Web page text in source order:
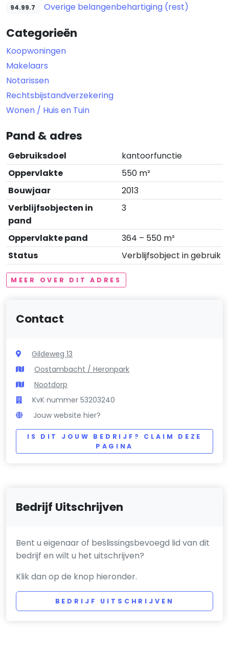
94.99.7 Overige belangenbehartiging (rest)
Categorieën
Koopwoningen
Makelaars
Notarissen
Rechtsbijstandverzekering
Wonen / Huis en Tuin
Pand & adres
Gebruiksdoel
kantoorfunctie
Oppervlakte
550 m²
Bouwjaar
2013
Verblijfsobjecten in
pand
3
Oppervlakte pand
364 – 550 m²
Status
Verblijfsobject in gebruik
MEER OVER DIT ADRES
Contact
Gildeweg 13
Oostambacht / Heronpark
Nootdorp
KvK nummer 53203240
Jouw website hier?
IS DIT JOUW BEDRIJF? CLAIM DEZE
PAGINA
Bedrijf Uitschrijven
Bent u eigenaar of beslissingsbevoegd lid van dit
bedrijf en wilt u het uitschrijven?
Klik dan op de knop hieronder.
BEDRIJF UITSCHRIJVEN